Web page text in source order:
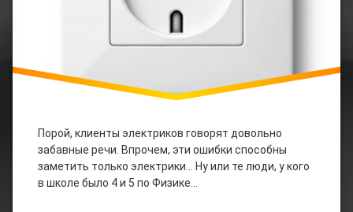
Порой, клиенты электриков говорят довольно
забавные речи. Впрочем, эти ошибки способны
заметить только электрики… Ну или те люди, у кого
в школе было 4 и 5 по Физике…